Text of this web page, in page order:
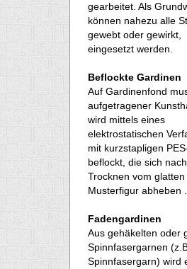
gearbeitet. Als
können nahezu alle
gewebt oder gewirkt,
eingesetzt werden.
Beflockte Gardinen
Auf Gardinenfond
aufgetragener
wird mittels eines
elektrostatischen
mit kurzstapligen
beflockt, die sich
Trocknen vom
Musterfigur abheben .
Fadengardinen
Aus gehäkelten oder
Spinnfasergarnen
Spinnfasergarn) wird